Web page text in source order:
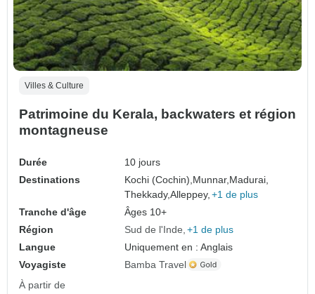
Villes & Culture
Patrimoine du Kerala, backwaters et région
montagneuse
Durée
10 jours
Destinations
Kochi (Cochin), Munnar, Madurai,
Thekkady,Alleppey, +1 de plus
Tranche d'âge
Âges 10+
Région
Sud de l'Inde +1 de plus
Langue
Uniquement en : Anglais
Voyagiste
Bamba Travel
À partir de